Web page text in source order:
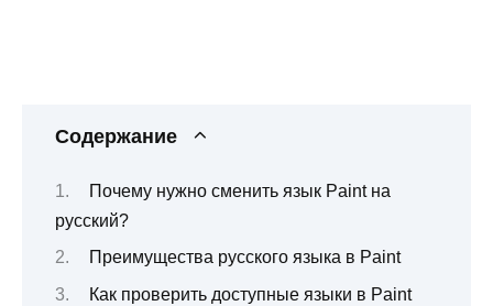
Содержание
Почему нужно сменить язык Paint на
русский?
Преимущества русского языка в Paint
Как проверить доступные языки в Paint